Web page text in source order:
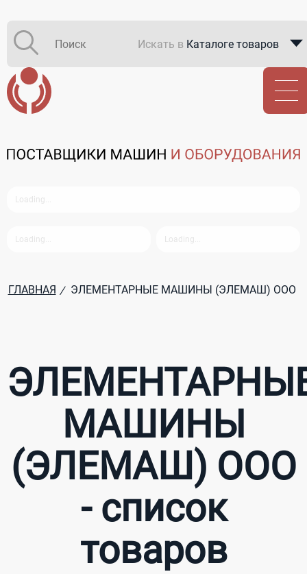
Искать в Каталоге товаров
Каталоге компаний
ГЛАВНАЯ / ЭЛЕМЕНТАРНЫЕ МАШИНЫ (ЭЛЕМАШ) ООО
МАШИНЫ
(ЭЛЕМАШ) ООО
- список
товаров